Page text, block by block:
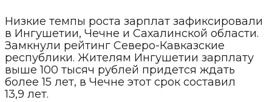
Низкие темпы роста зарплат зафиксировали
в Ингушетии, Чечне и Сахалинской области.
Замкнули рейтинг Северо-Кавказские
республики. Жителям Ингушетии зарплату
выше 100 тысяч рублей придется ждать
более 15 лет, в Чечне этот срок составил
13,9 лет.